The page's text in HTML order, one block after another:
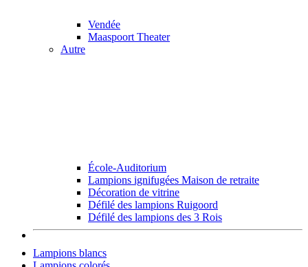
Vendée
Maaspoort Theater
Autre
École-Auditorium
Lampions ignifugées Maison de retraite
Décoration de vitrine
Défilé des lampions Ruigoord
Défilé des lampions des 3 Rois
Lampions blancs